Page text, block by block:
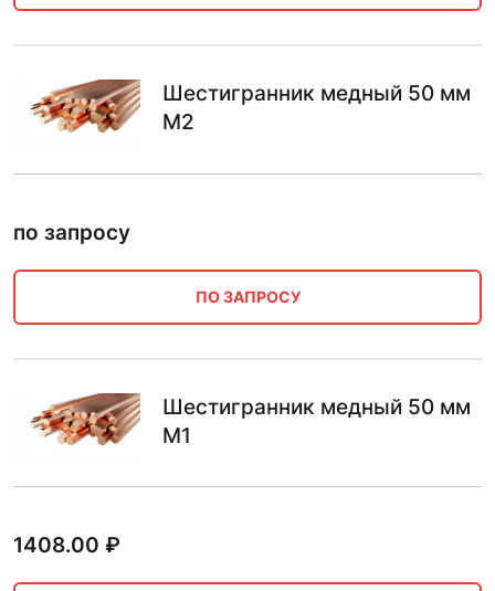
Шестигранник медный 50 мм
М2
по запросу
ПО ЗАПРОСУ
Шестигранник медный 50 мм
М1
1408.00 ₽